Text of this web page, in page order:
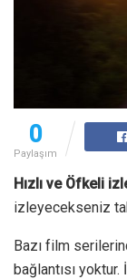
0
Paylaşım
Hızlı ve Öfkeli
izleyecekseniz
Bazı film
bağlantısı